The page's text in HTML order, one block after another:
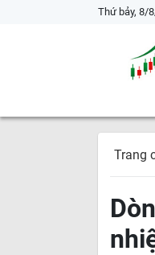
Thứ bảy, 8/
Trang